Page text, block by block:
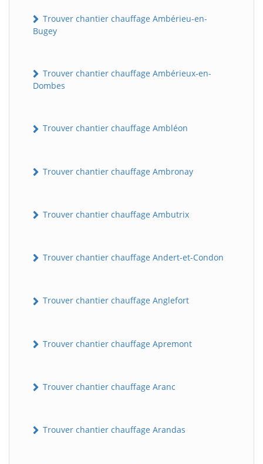
Trouver chantier chauffage Ambérieu-en-
Bugey
Trouver chantier chauffage Ambérieux-en-
Dombes
Trouver chantier chauffage Ambléon
Trouver chantier chauffage Ambronay
Trouver chantier chauffage Ambutrix
Trouver chantier chauffage Andert-et-Condon
Trouver chantier chauffage Anglefort
Trouver chantier chauffage Apremont
Trouver chantier chauffage Aranc
Trouver chantier chauffage Arandas